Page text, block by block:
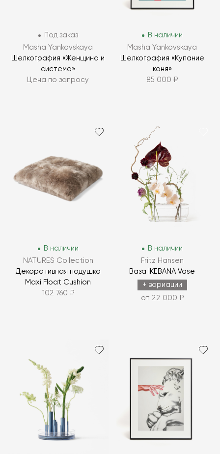
Под заказ
Masha Yankovskaya
Шелкография «Женщина и
система»
Цена по запросу
В наличии
Masha Yankovskaya
Шелкография «Купание
коня»
85 000 ₽
В наличии
NATURES Collection
Декоративная подушка
Maxi Float Cushion
102 760 ₽
В наличии
Fritz Hansen
Ваза IKEBANA Vase
+ вариации
от 22 000 ₽